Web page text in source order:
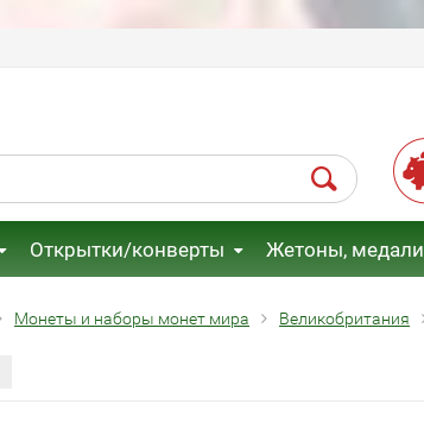
Открытки/конверты Жетоны, медали
Монеты и наборы монет мира Великобритания